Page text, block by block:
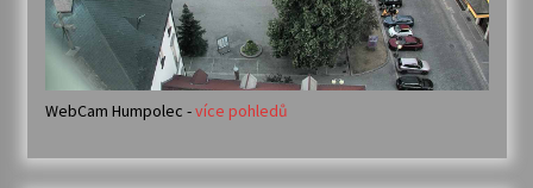
WebCam Humpolec -více pohledů